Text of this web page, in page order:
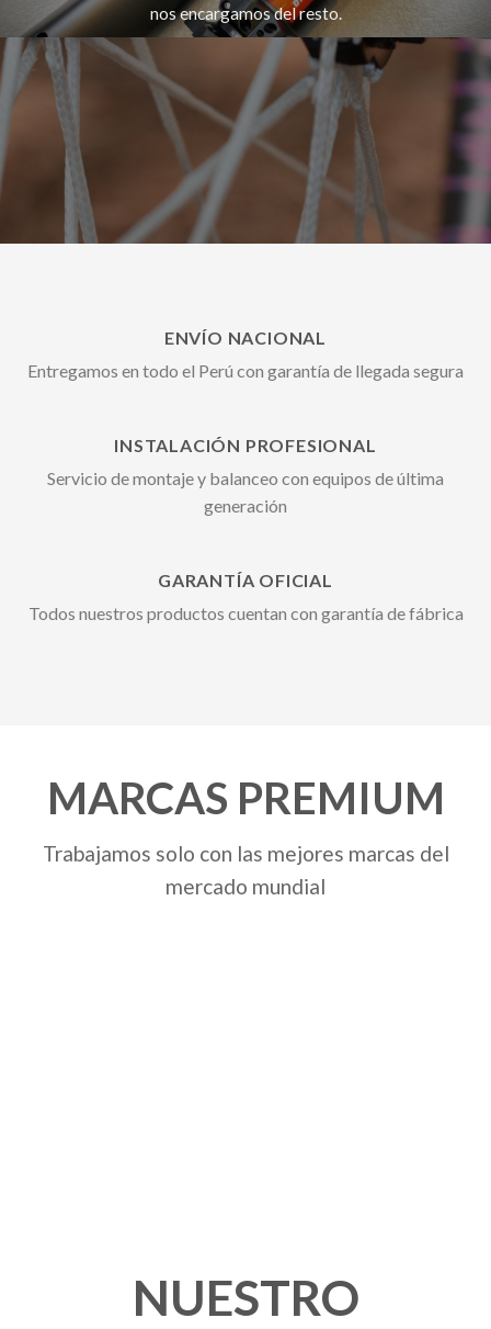
nos encargamos del resto.
EXPLORAR CATÁLOGO
COTIZAR AHORA
ENVÍO NACIONAL
Entregamos en todo el Perú con garantía de llegada segura
INSTALACIÓN PROFESIONAL
Servicio de montaje y balanceo con equipos de última
generación
GARANTÍA OFICIAL
Todos nuestros productos cuentan con garantía de fábrica
MARCAS PREMIUM
Trabajamos solo con las mejores marcas del
mercado mundial
NUESTRO